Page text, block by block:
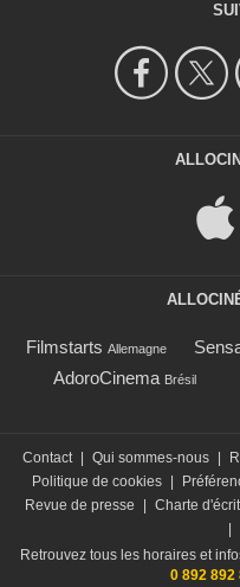
Filmstarts Allemagne
AdoroCinema Brésil
Contact Qui sommes-nous
Politique de cookies
Revue de presse
Charte
Retrouvez tous les horaires et
0 892 892